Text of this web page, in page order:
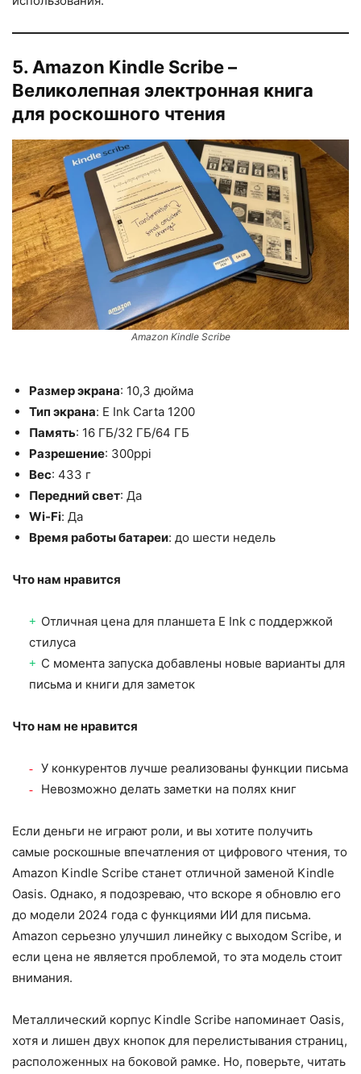
5. Amazon Kindle Scribe –
Великолепная электронная книга
для роскошного чтения
Amazon Kindle Scribe
Размер экрана: 10,3 дюйма
Тип экрана: E Ink Carta 1200
Память: 16 ГБ/32 ГБ/64 ГБ
Разрешение: 300ppi
Вес: 433 г
Передний свет: Да
Wi-Fi: Да
Время работы батареи: до шести недель
Что нам нравится
Отличная цена для планшета E Ink с поддержкой
стилуса
С момента запуска добавлены новые варианты для
письма и книги для заметок
Что нам не нравится
У конкурентов лучше реализованы функции письма
Невозможно делать заметки на полях книг
Если деньги не играют роли, и вы хотите получить
самые роскошные впечатления от цифрового чтения, то
Amazon Kindle Scribe станет отличной заменой Kindle
Oasis. Однако, я подозреваю, что вскоре я обновлю его
до модели 2024 года с функциями ИИ для письма.
Amazon серьезно улучшил линейку с выходом Scribe, и
если цена не является проблемой, то эта модель стоит
внимания.
Металлический корпус Kindle Scribe напоминает Oasis,
хотя и лишен двух кнопок для перелистывания страниц,
расположенных на боковой рамке. Но, поверьте, читать